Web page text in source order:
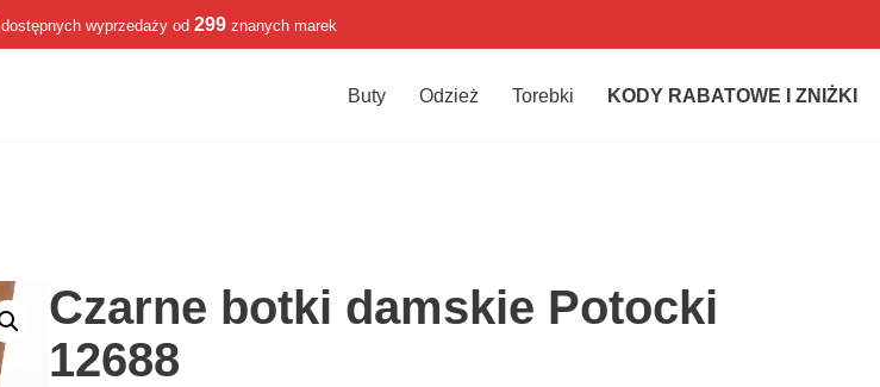
dostępnych wyprzedaży od 299 znanych marek
Buty Odzież Torebki KODY RABATOWE I ZNIŻKI
Czarne botki damskie Potocki
12688